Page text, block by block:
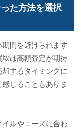
た方法を選択
間を避けられます
は高額査定が期待
するタイミングに
じることもありま
ルやニーズに合わ